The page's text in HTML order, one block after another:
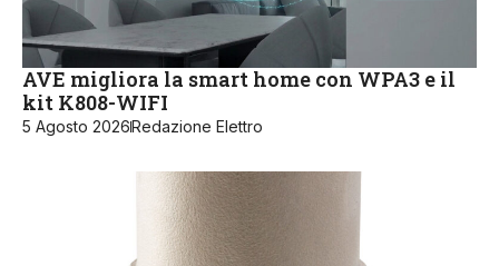
AVE migliora la smart home con WPA3 e il
kit K808-WIFI
5 Agosto 2026Redazione Elettro